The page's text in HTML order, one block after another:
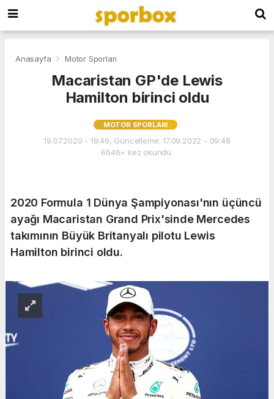
Anasayfa Motor Sporları
Macaristan GP'de Lewis
Hamilton birinci oldu
MOTOR SPORLARI
19.07.2020 - 19:46, Güncelleme: 17.09.2022 - 09:48
6646+ kez okundu.
2020 Formula 1 Dünya Şampiyonası'nın üçüncü
ayağı Macaristan Grand Prix'sinde Mercedes
takımının Büyük Britanyalı pilotu Lewis
Hamilton birinci oldu.